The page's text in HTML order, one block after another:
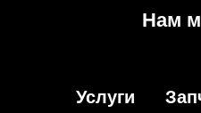
Нам
Услуги